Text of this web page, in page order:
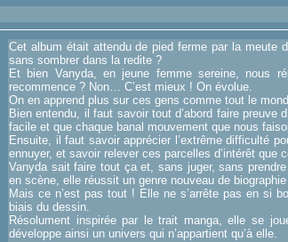
Cet album était attendu de pied ferme par la meute
sans sombrer dans la redite ?
Et bien Vanyda, en jeune femme sereine, nous
recommence ? Non… C’est mieux ! On évolue.
On en apprend plus sur ces gens comme tout le
Bien entendu, il faut savoir tout d’abord faire
facile et que chaque banal mouvement que nous
Ensuite, il faut savoir apprécier l’extrême difficulté
ennuyer, et savoir relever ces parcelles d’intérêt que
Vanyda sait faire tout ça et, sans juger, sans
en scène, elle réussit un genre nouveau de
Mais ce n’est pas tout ! Elle ne s’arrête pas en si
biais du dessin.
Résolument inspirée par le trait manga, elle se
développe ainsi un univers qui n’appartient qu’à elle.